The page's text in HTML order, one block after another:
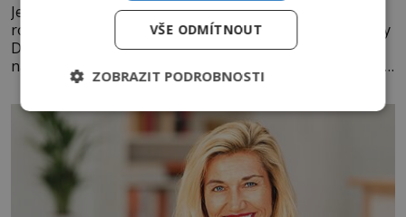
Jen málokteré místo v České republice nabízí tolik
rozmanitých zážitků na tak malém území jako údolí řeky
Desné v srdci Jeseníků. Během jediného dne můžete
nahlédnout do útrob jedné z nejvýznamnějších vodních
elektráren v Evropě, vydat se na horské hřebeny, projet
se na koloběžce a den zakončit poznáváním památek ve
Velkých Losinách nebo v termálním
VŠE ODMÍTNOUT
ZOBRAZIT PODROBNOSTI